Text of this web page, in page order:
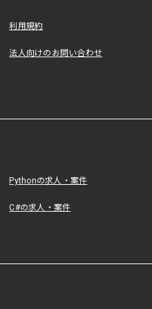
利用規約
法人向けのお問い合わせ
Pythonの求人・案件
C#の求人・案件